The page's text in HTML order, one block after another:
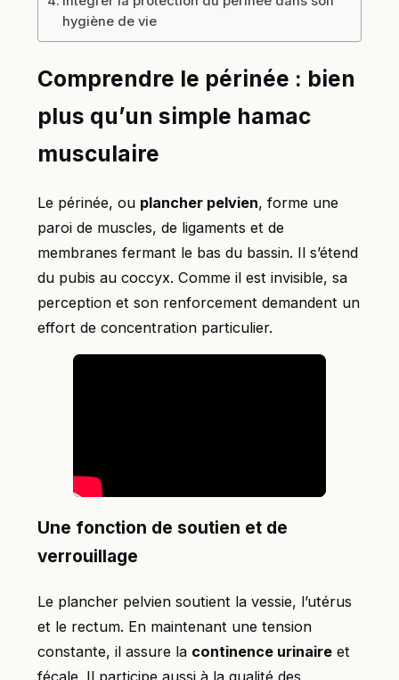
hygiène de vie
Comprendre le périnée : bien
plus qu’un simple hamac
musculaire
Le périnée, ou plancher pelvien, forme une
paroi de muscles, de ligaments et de
membranes fermant le bas du bassin. Il s’étend
du pubis au coccyx. Comme il est invisible, sa
perception et son renforcement demandent un
effort de concentration particulier.
Une fonction de soutien et de
verrouillage
Le plancher pelvien soutient la vessie, l’utérus
et le rectum. En maintenant une tension
constante, il assure la continence urinaire et